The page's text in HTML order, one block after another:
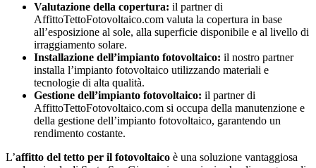
Valutazione della copertura: il partner di
AffittoTettoFotovoltaico.com valuta la copertura in base
all’esposizione al sole, alla superficie disponibile e al livello di
irraggiamento solare.
Installazione dell’impianto fotovoltaico: il nostro partner
installa l’impianto fotovoltaico utilizzando materiali e
tecnologie di alta qualità.
Gestione dell’impianto fotovoltaico: il partner di
AffittoTettoFotovoltaico.com si occupa della manutenzione e
della gestione dell’impianto fotovoltaico, garantendo un
rendimento costante.
L’affitto del tetto per il fotovoltaico è una soluzione vantaggiosa